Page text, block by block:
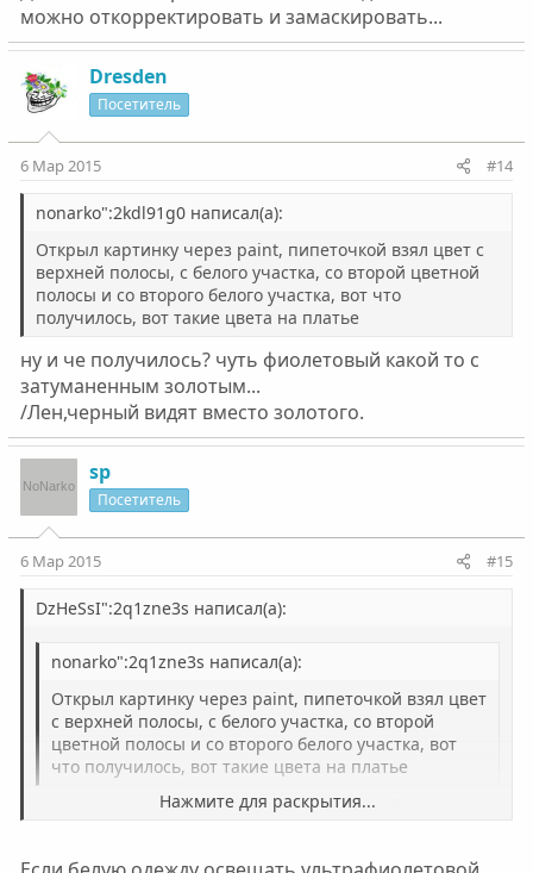
можно откорректировать и замаскировать...
Dresden
Посетитель
6 Мар 2015 #14
nonarko":2kdl91g0 написал(а):
Открыл картинку через paint, пипеточкой взял цвет с
верхней полосы, с белого участка, со второй цветной
полосы и со второго белого участка, вот что
получилось, вот такие цвета на платье
ну и че получилось? чуть фиолетовый какой то с
затуманенным золотым...
/Лен,черный видят вместо золотого.
sp
Посетитель
6 Мар 2015 #15
DzHeSsI":2q1zne3s написал(а):
nonarko":2q1zne3s написал(а):
Открыл картинку через paint, пипеточкой взял цвет
с верхней полосы, с белого участка, со второй
цветной полосы и со второго белого участка, вот
что получилось, вот такие цвета на платье
ну и че получилось? чуть фиолетовый какой то с
Нажмите для раскрытия...